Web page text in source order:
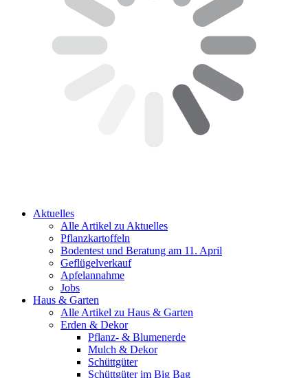
Aktuelles
Alle Artikel zu Aktuelles
Pflanzkartoffeln
Bodentest und Beratung am 11. April
Geflügelverkauf
Apfelannahme
Jobs
Haus & Garten
Alle Artikel zu Haus & Garten
Erden & Dekor
Pflanz- & Blumenerde
Mulch & Dekor
Schüttgüter
Schüttgüter im Big Bag